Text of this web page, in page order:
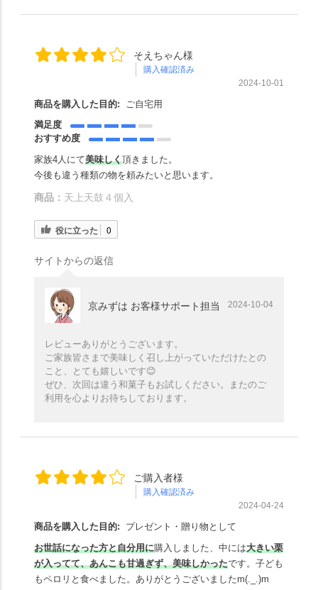
そえちゃん様
購入確認済み
2024-10-01
商品を購入した目的:
ご自宅用
満足度
おすすめ度
家族4人にて美味しく頂きました。
今後も違う種類の物を頼みたいと思います。
商品： 天上天鼓４個入
役に立った 0
サイトからの返信
京みずは お客様サポート担当 2024-10-04
レビューありがとうございます。
ご家族皆さまで美味しく召し上がっていただけたとの
こと、とても嬉しいです😊
ぜひ、次回は違う和菓子もお試しください。またのご
利用を心よりお待ちしております。
ご購入者様
購入確認済み
2024-04-24
商品を購入した目的:
プレゼント・贈り物として
お世話になった方と自分用に購入しました、中には大きい栗
が入ってて、あんこも甘過ぎず、美味しかったです。子ども
もペロリと食べました。ありがとうございましたm(._.)m